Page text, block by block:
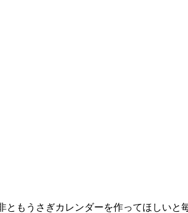
もうさぎカレンダーを作ってほしいと